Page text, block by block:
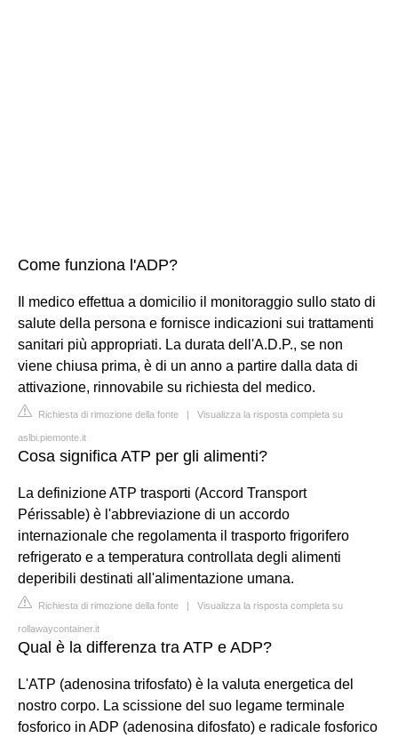
Come funziona l'ADP?
Il medico effettua a domicilio il monitoraggio sullo stato di
salute della persona e fornisce indicazioni sui trattamenti
sanitari più appropriati. La durata dell'A.D.P., se non
viene chiusa prima, è di un anno a partire dalla data di
attivazione, rinnovabile su richiesta del medico.
Richiesta di rimozione della fonte | Visualizza la risposta completa su
aslbi.piemonte.it
Cosa significa ATP per gli alimenti?
La definizione ATP trasporti (Accord Transport
Périssable) è l'abbreviazione di un accordo
internazionale che regolamenta il trasporto frigorifero
refrigerato e a temperatura controllata degli alimenti
deperibili destinati all'alimentazione umana.
Richiesta di rimozione della fonte | Visualizza la risposta completa su
rollawaycontainer.it
Qual è la differenza tra ATP e ADP?
L'ATP (adenosina trifosfato) è la valuta energetica del
nostro corpo. La scissione del suo legame terminale
fosforico in ADP (adenosina difosfato) e radicale fosforico